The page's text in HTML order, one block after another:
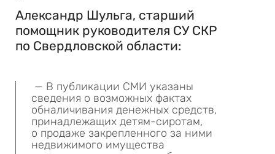
Александр Шульга, старший
помощник руководителя СУ СКР
по Свердловской области:
— В публикации СМИ указаны
сведения о возможных фактах
обналичивания денежных средств,
принадлежащих детям-сиротам,
о продаже закрепленного за ними
недвижимого имущества